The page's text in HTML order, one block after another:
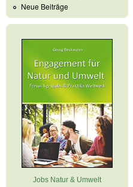
Neue Beiträge
Jobs Natur & Umwelt